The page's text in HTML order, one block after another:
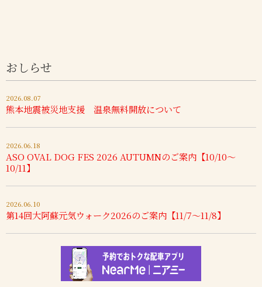
おしらせ
2026.08.07
熊本地震被災地支援 温泉無料開放について
2026.06.18
ASO OVAL DOG FES 2026 AUTUMNのご案内【10/10～
10/11】
2026.06.10
第14回大阿蘇元気ウォーク2026のご案内【11/7～11/8】